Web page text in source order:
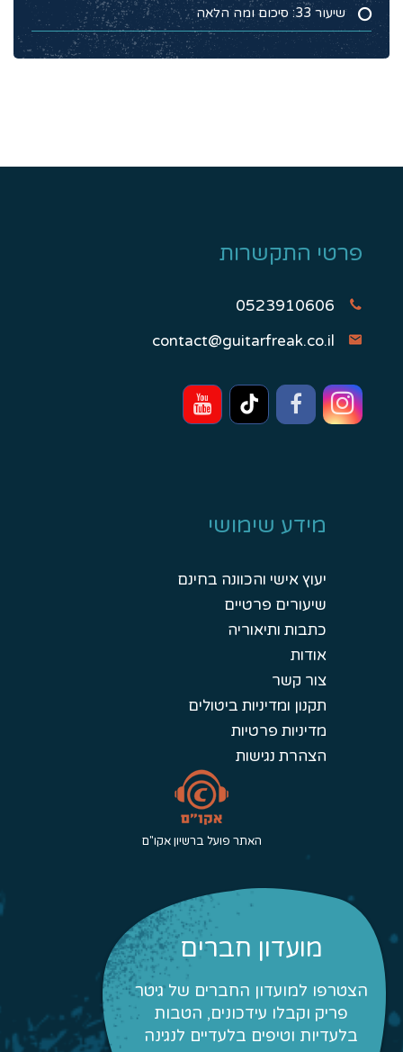
שיעור 33: סיכום ומה הלאה
פרטי התקשרות
0523910606
contact@guitarfreak.co.il
מידע שימושי
יעוץ אישי והכוונה בחינם
שיעורים פרטיים
כתבות ותיאוריה
אודות
צור קשר
תקנון ומדיניות ביטולים
מדיניות פרטיות
הצהרת נגישות
האתר פועל ברשיון אקו"ם
מועדון חברים
הצטרפו למועדון החברים של גיטר
פריק וקבלו עידכונים, הטבות
בלעדיות וטיפים בלעדיים לנגינה